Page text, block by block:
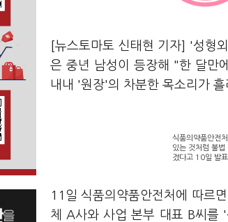
[뉴스토마토 신태현 기자] '성형
은 중년 남성이 등장해 "한 달만
내내 '원장'의 차분한 목소리가
식품의약품안전
있는 것처럼 불법
겼다고 10일 발
11일 식품의약품안전처에 따르
체 A사와 사업 본부 대표 B씨를